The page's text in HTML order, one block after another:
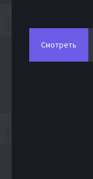
Смотреть